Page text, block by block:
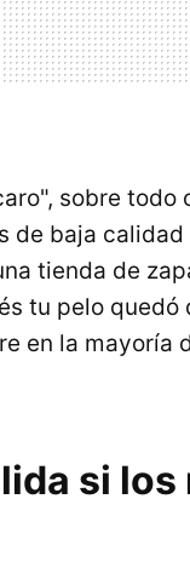
sobre todo
de baja calidad
tienda de
tu pelo quedó
en la mayoría
si los